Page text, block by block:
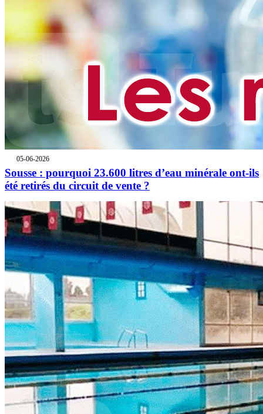
05-06-2026
Sousse : pourquoi 23.600 litres d’eau minérale ont-ils
été retirés du circuit de vente ?